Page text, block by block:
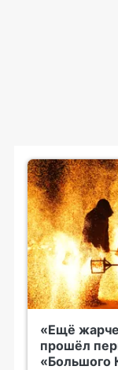
«Ещё
прошёл
«Большого